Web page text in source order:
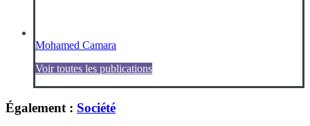
Mohamed Camara
Voir toutes les publications
Également : Société